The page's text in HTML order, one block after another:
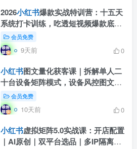
2026小红书爆款实战特训营：十五天
系统打卡训练，吃透短视频爆款底层
变现逻辑
会员免费
9天前 0
小红书图文量化获客课｜拆解单人二
十台设备矩阵模式，设备风控图文创
作合规引流一站式落地实操
会员免费
10天前 0
小红书虚拟矩阵5.0实战课：开店配置
｜AI原创｜双平台选品｜多IP隔离｜